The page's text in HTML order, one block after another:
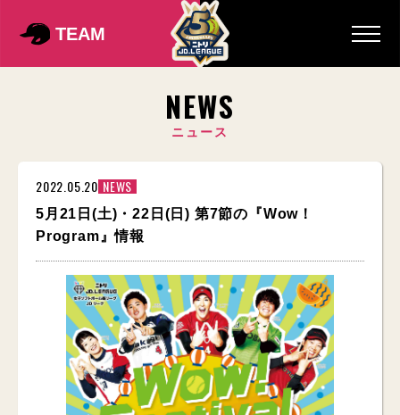
TEAM
NEWS
ニュース
2022.05.20 NEWS
5月21日(土)・22日(日) 第7節の『Wow！
Program』情報